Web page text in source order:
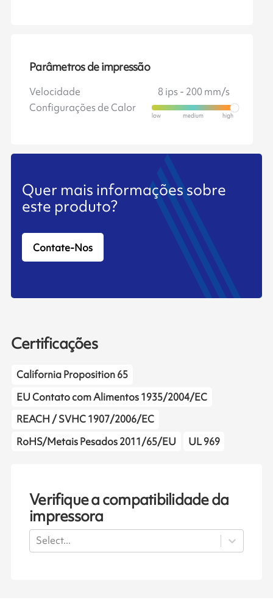
Parâmetros de impressão
Velocidade
8 ips - 200 mm/s
Configurações de Calor
Quer mais informações sobre
este produto?
Contate-Nos
Certificações
California Proposition 65
EU Contato com Alimentos 1935/2004/EC
REACH / SVHC 1907/2006/EC
RoHS/Metais Pesados 2011/65/EU
UL 969
Verifique a compatibilidade da
impressora
Select...